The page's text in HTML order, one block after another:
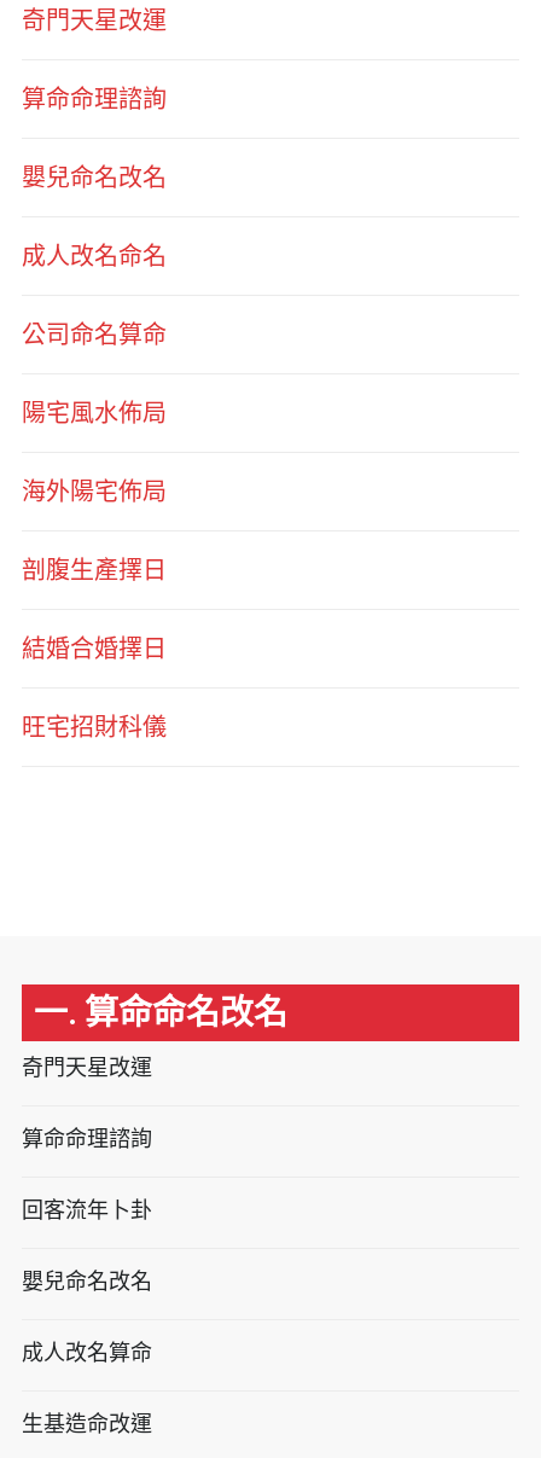
奇門天星改運
算命命理諮詢
嬰兒命名改名
成人改名命名
公司命名算命
陽宅風水佈局
海外陽宅佈局
剖腹生產擇日
結婚合婚擇日
旺宅招財科儀
一. 算命命名改名
奇門天星改運
算命命理諮詢
回客流年卜卦
嬰兒命名改名
成人改名算命
生基造命改運